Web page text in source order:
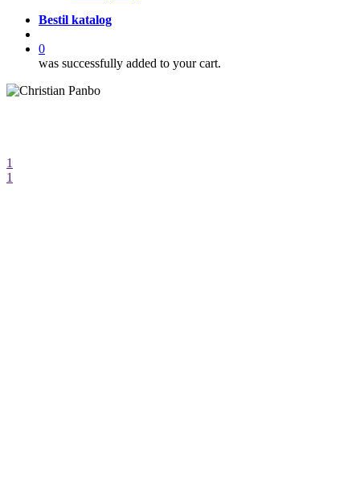
Bestil katalog
0
was successfully added to your cart.
1
1